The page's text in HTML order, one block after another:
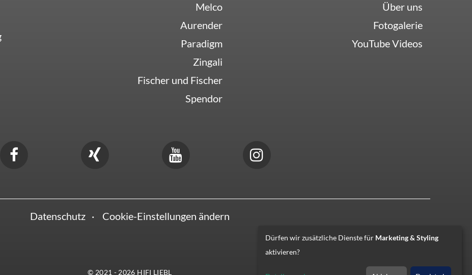
Melco
Aurender
Paradigm
Zingali
Fischer und Fischer
Spendor
Über uns
Fotogalerie
YouTube Videos
Datenschutz Cookie-Einstellungen ändern
© 2021 - 2026 HIFI LIEBL
Dürfen wir zusätzliche Dienste für Marketing & Styling
aktivieren?